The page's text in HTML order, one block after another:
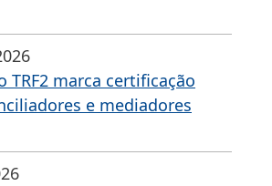
TRF2 marca certificação
e mediadores